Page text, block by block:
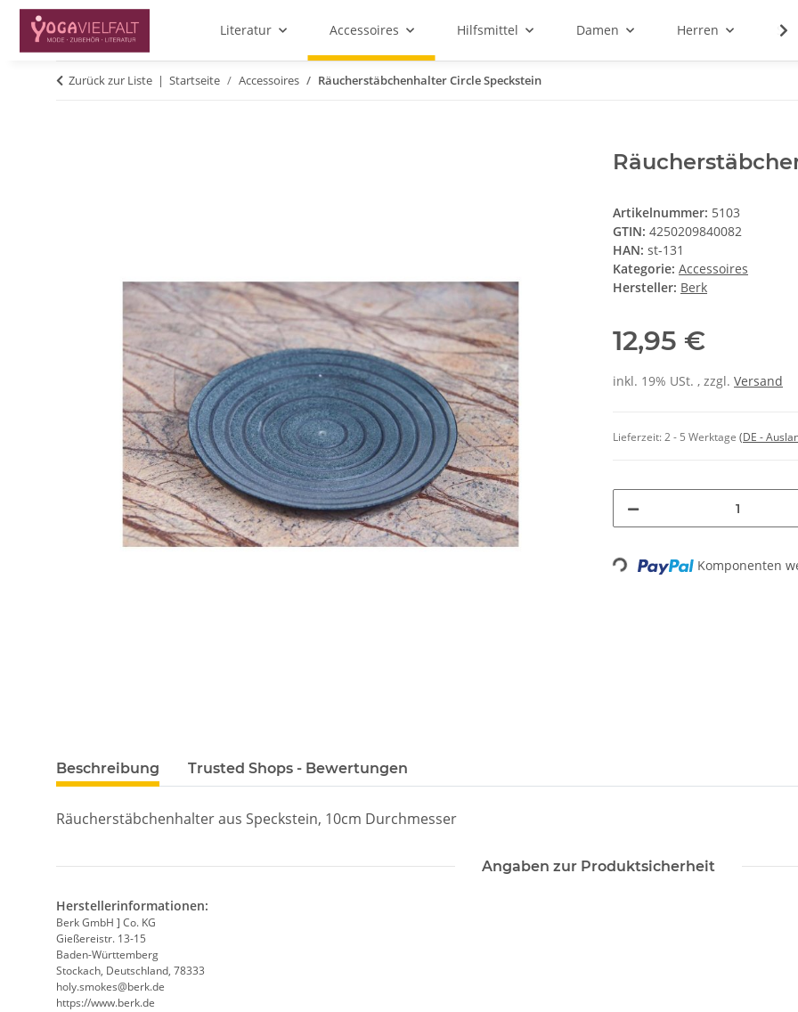
Literatur Accessoires Hilfsmittel Damen Herren
Zurück zur Liste Startseite Accessoires Räucherstäbchenhalter Circle Speckstein
Artikelnummer: 5103
GTIN: 4250209840082
HAN: st-131
Kategorie: Accessoires
Hersteller: Berk
12,95 €
inkl. 19% USt. , zzgl. Versand
Lieferzeit:2 - 5 Werktage (DE -
Loading... Komponenten
Beschreibung Trusted Shops - Bewertungen
Räucherstäbchenhalter aus Speckstein, 10cm Durchmesser
Angaben zur Produktsicherheit
Herstellerinformationen:
Berk GmbH ] Co. KG
Gießereistr. 13-15
Baden-Württemberg
Stockach, Deutschland, 78333
holy.smokes@berk.de
https://www.berk.de